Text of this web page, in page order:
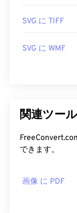
SVG に TIFF
SVG に WMF
関連ツール
できます。
画像 に PDF